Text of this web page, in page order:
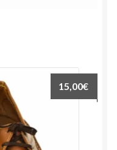
15,00€